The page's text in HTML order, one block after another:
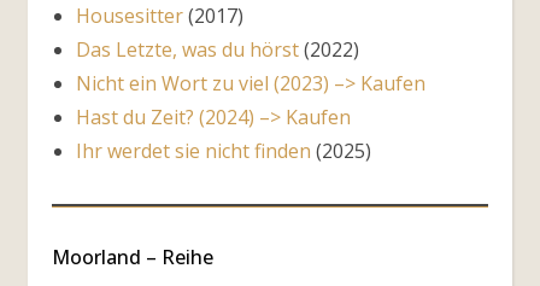
Housesitter(2017)
Das Letzte, was du hörst(2022)
Nicht ein Wort zu viel (2023) –> Kaufen
Hast du Zeit? (2024) –> Kaufen
Ihr werdet sie nicht finden (2025)
Moorland – Reihe